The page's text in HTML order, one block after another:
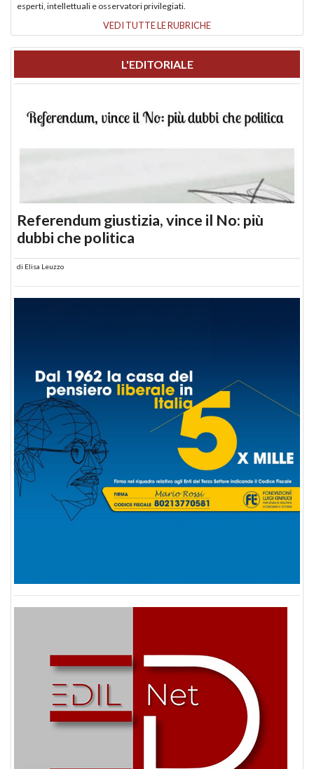
esperti, intellettuali e osservatori privilegiati.
VEDI TUTTE LE RUBRICHE
L'EDITORIALE
Referendum giustizia, vince il No: più
dubbi che politica
di Elisa Leuzzo